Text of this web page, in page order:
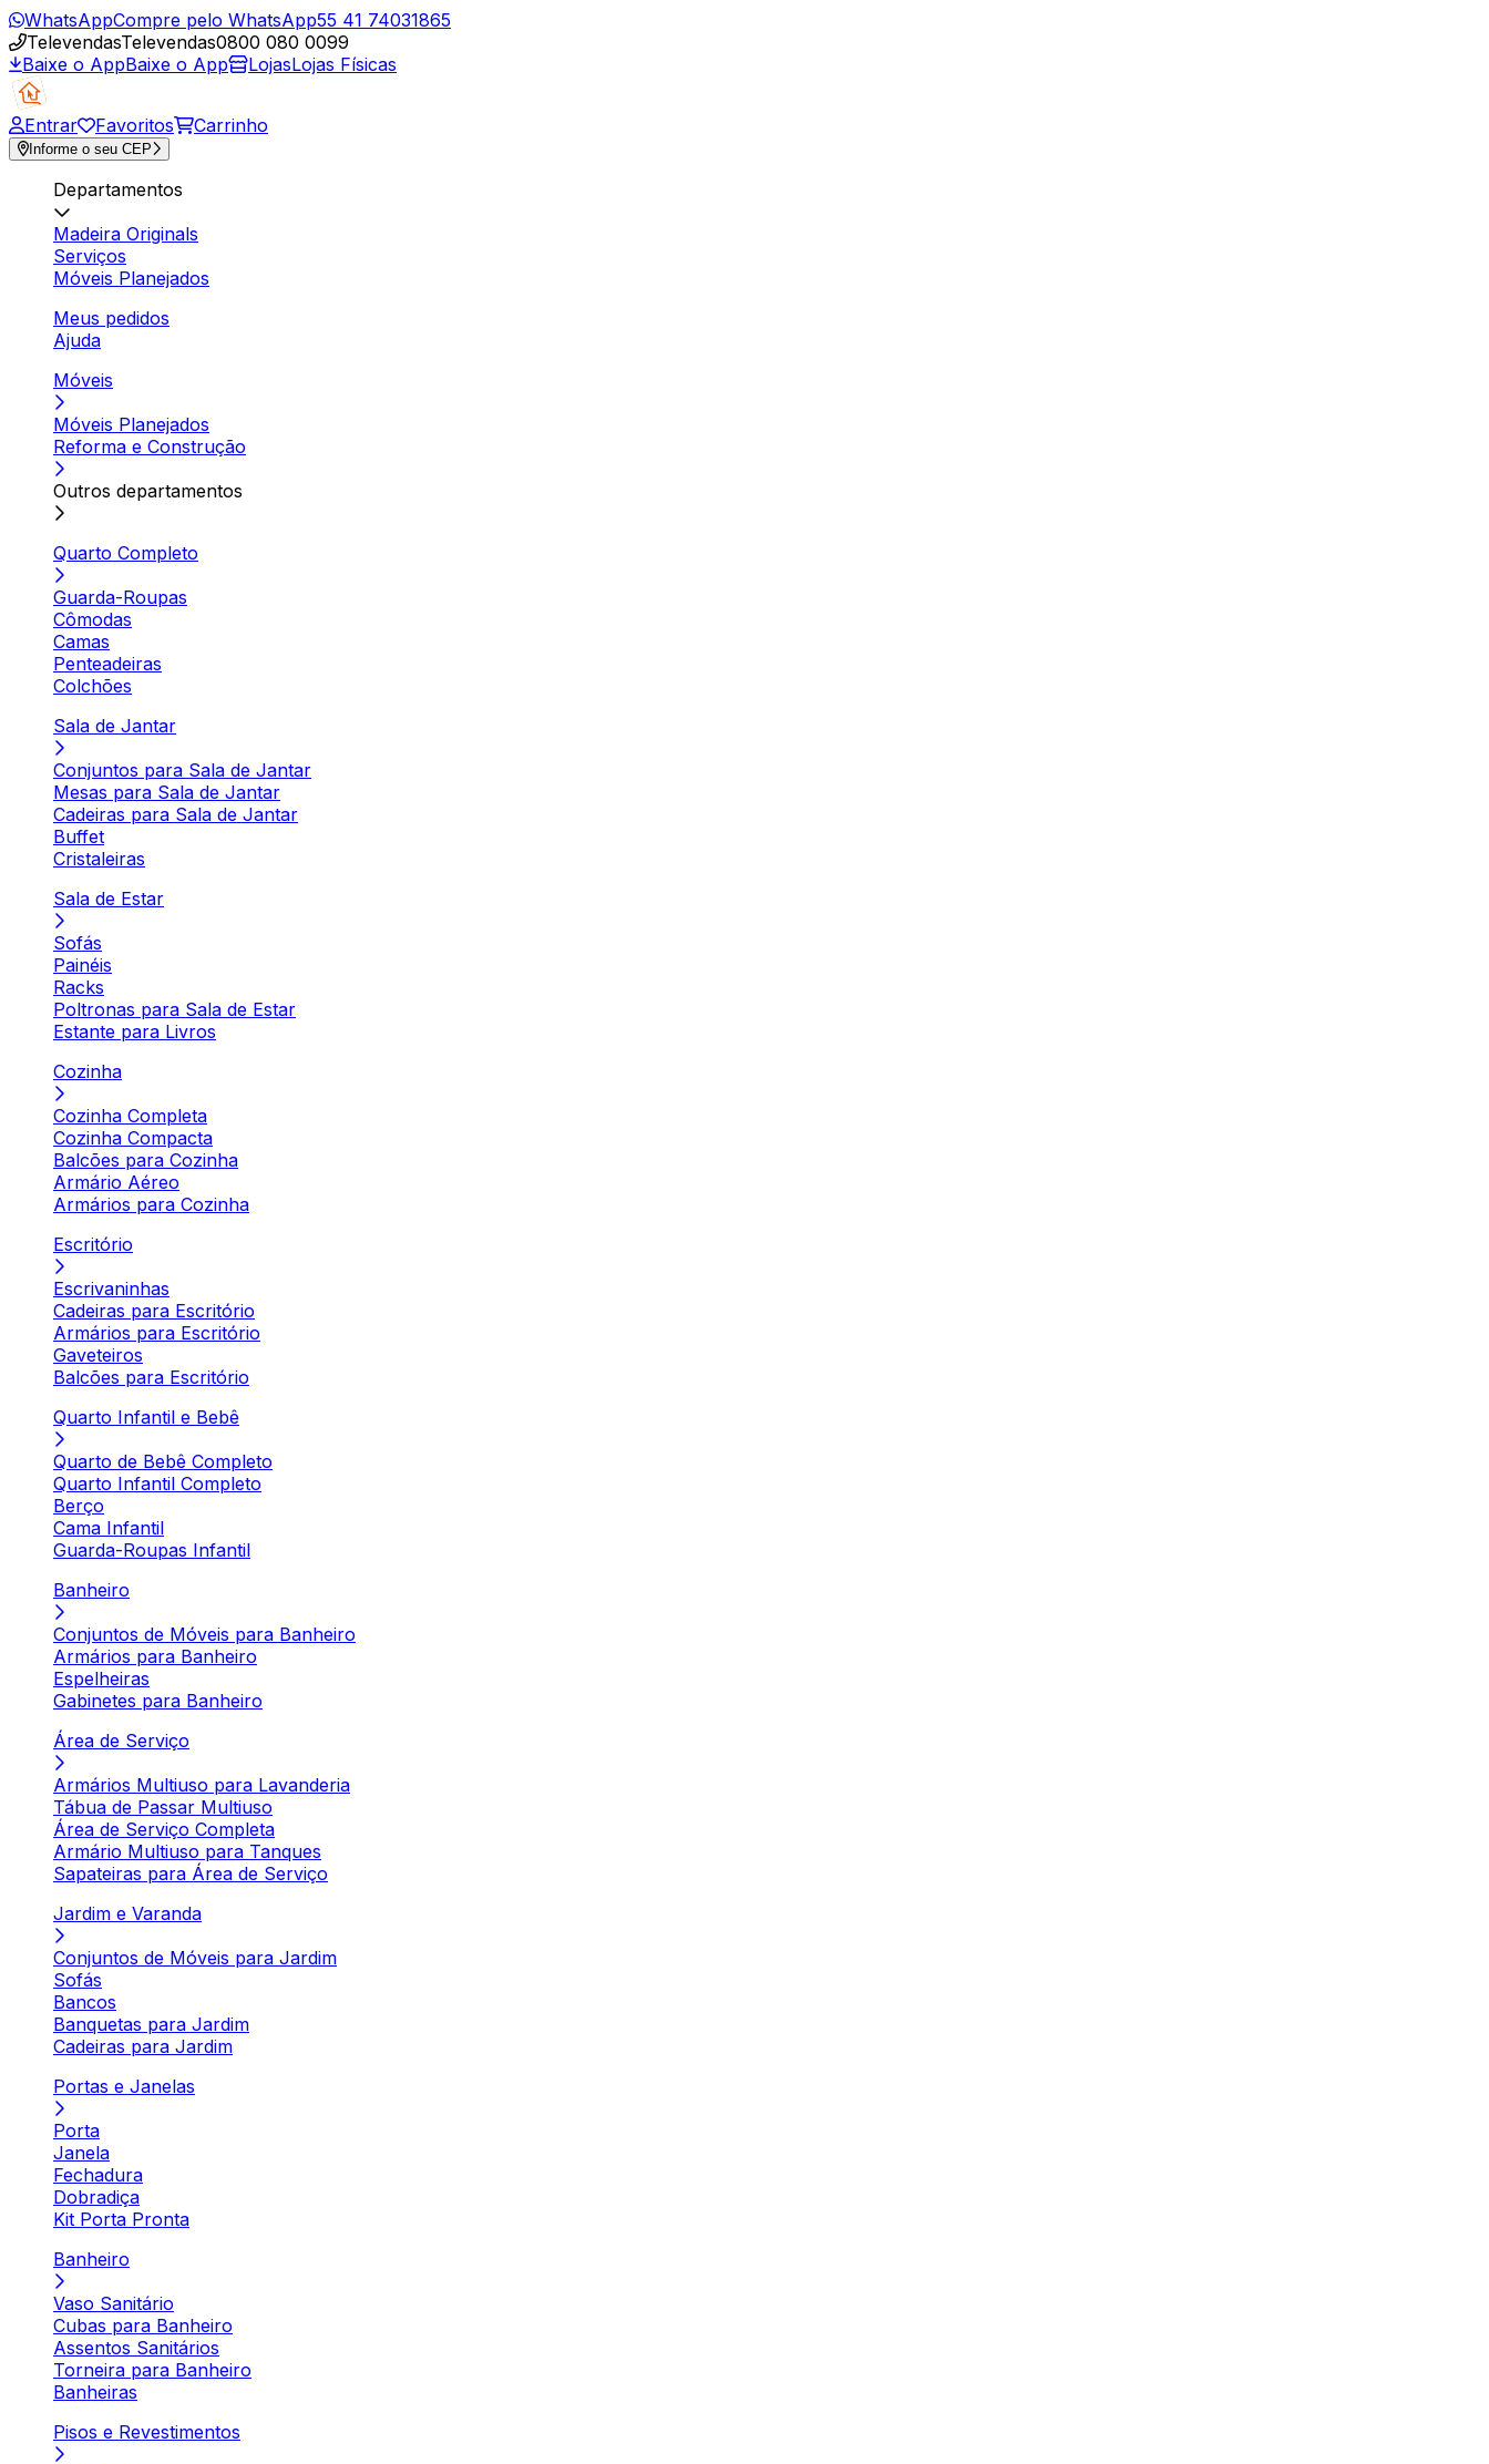
WhatsAppCompre pelo WhatsApp55 41 74031865
TelevendasTelevendas0800 080 0099
Baixe o AppBaixe o App LojasLojas Físicas
Entrar Favoritos Carrinho
Informe o seu CEP
Departamentos
Madeira Originals
Serviços
Móveis Planejados
Meus pedidos
Ajuda
Móveis
Móveis Planejados
Reforma e Construção
Outros departamentos
Quarto Completo
Guarda-Roupas
Cômodas
Camas
Penteadeiras
Colchões
Sala de Jantar
Conjuntos para Sala de Jantar
Mesas para Sala de Jantar
Cadeiras para Sala de Jantar
Buffet
Cristaleiras
Sala de Estar
Sofás
Painéis
Racks
Poltronas para Sala de Estar
Estante para Livros
Cozinha
Cozinha Completa
Cozinha Compacta
Balcões para Cozinha
Armário Aéreo
Armários para Cozinha
Escritório
Escrivaninhas
Cadeiras para Escritório
Armários para Escritório
Gaveteiros
Balcões para Escritório
Quarto Infantil e Bebê
Quarto de Bebê Completo
Quarto Infantil Completo
Berço
Cama Infantil
Guarda-Roupas Infantil
Banheiro
Conjuntos de Móveis para Banheiro
Armários para Banheiro
Espelheiras
Gabinetes para Banheiro
Área de Serviço
Armários Multiuso para Lavanderia
Tábua de Passar Multiuso
Área de Serviço Completa
Armário Multiuso para Tanques
Sapateiras para Área de Serviço
Jardim e Varanda
Conjuntos de Móveis para Jardim
Sofás
Bancos
Banquetas para Jardim
Cadeiras para Jardim
Portas e Janelas
Porta
Janela
Fechadura
Dobradiça
Kit Porta Pronta
Banheiro
Vaso Sanitário
Cubas para Banheiro
Assentos Sanitários
Torneira para Banheiro
Banheiras
Pisos e Revestimentos